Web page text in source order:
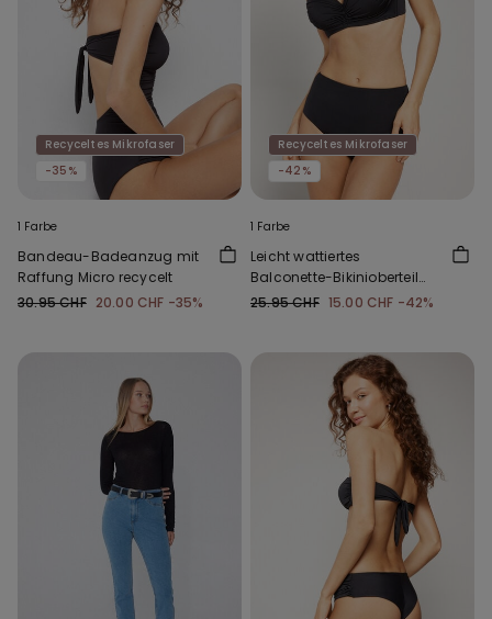
Recyceltes Mikrofaser
-35%
1 Farbe
Bandeau-Badeanzug mit
Raffung Micro recycelt
30.95 CHF 20.00 CHF -35%
Recyceltes Mikrofaser
-42%
1 Farbe
Leicht wattiertes
Balconette-Bikinioberteil
mit Raffung aus recycelter
25.95 CHF 15.00 CHF -42%